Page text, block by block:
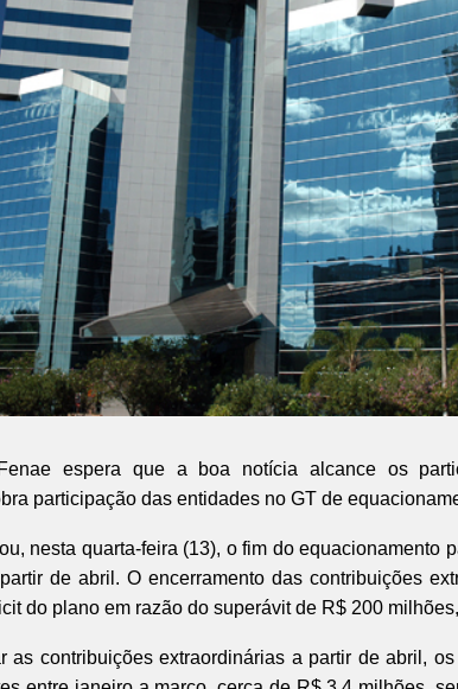
espera que a boa notícia alcance os
participação das entidades no GT de
nesta quarta-feira (13), o fim do equacionamento
de abril. O encerramento das contribuições
do plano em razão do superávit de R$ 200
as contribuições extraordinárias a partir de abril,